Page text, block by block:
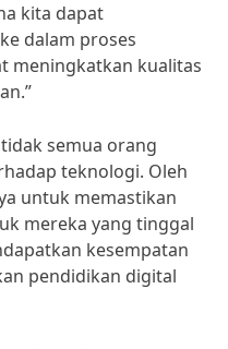
kita dapat
dalam proses
meningkatkan kualitas
semua orang
teknologi. Oleh
untuk memastikan
mereka yang tinggal
kesempatan
pendidikan digital